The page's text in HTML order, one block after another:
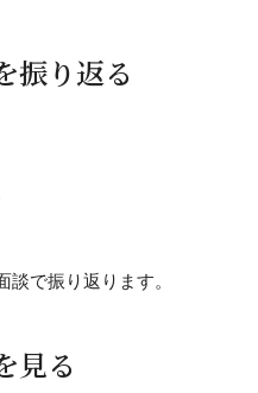
振り返る
談で振り返ります。
見る